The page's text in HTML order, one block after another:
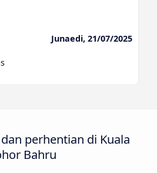
Junaedi, 21/07/2025
perhentian di Kuala
Bahru